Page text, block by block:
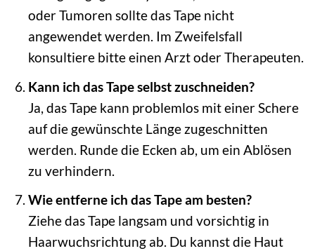
oder Tumoren sollte das Tape nicht
angewendet werden. Im Zweifelsfall
konsultiere bitte einen Arzt oder Therapeuten.
Kann ich das Tape selbst zuschneiden?
Ja, das Tape kann problemlos mit einer Schere
auf die gewünschte Länge zugeschnitten
werden. Runde die Ecken ab, um ein Ablösen
zu verhindern.
Wie entferne ich das Tape am besten?
Ziehe das Tape langsam und vorsichtig in
Haarwuchsrichtung ab. Du kannst die Haut